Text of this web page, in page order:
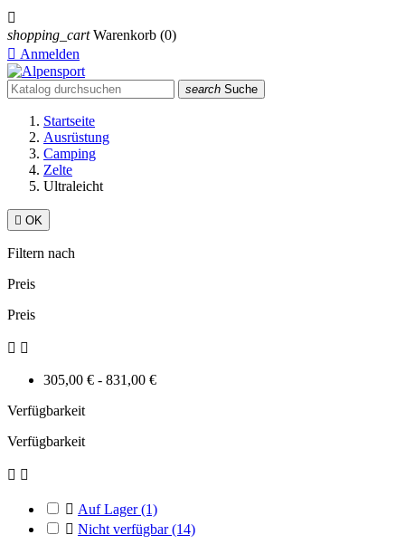

shopping_cart Warenkorb (0)
 Anmelden
search Suche
Startseite
Ausrüstung
Camping
Zelte
Ultraleicht
 OK
Filtern nach
Preis
Preis
 
305,00 € - 831,00 €
Verfügbarkeit
Verfügbarkeit
 
 Auf Lager(1)
 Nicht verfügbar(14)